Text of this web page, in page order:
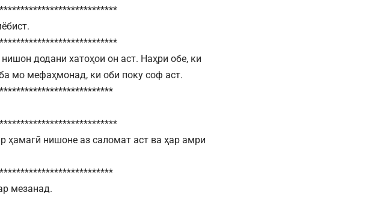
додани хатоҳои он аст. Наҳри обе, ки
мо мефаҳмонад, ки оби поку соф аст.
ҳамагӣ нишоне аз саломат аст ва ҳар амри
мезанад.